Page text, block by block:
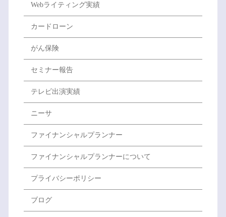
Webライティング実績
カードローン
がん保険
セミナー報告
テレビ出演実績
ニーサ
ファイナンシャルプランナー
ファイナンシャルプランナーについて
プライバシーポリシー
ブログ